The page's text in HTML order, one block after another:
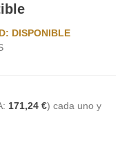
DISPONIBLE
171,24 € cada uno y